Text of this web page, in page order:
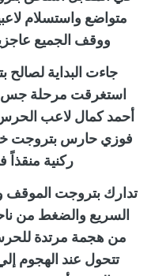
متواضع واستسلام
ووقف الجميع
جاءت البداية
استغرقت مرحلة جس
أحمد كمال لاعب الحرس
فوزي حارس بتروجت
ركنية
تدارك بتروجت الموقف
السريع والضغط من